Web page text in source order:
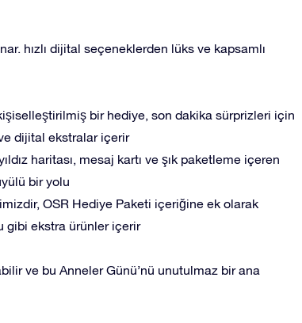
hızlı dijital seçeneklerden lüks ve kapsamlı
bir hediye, son dakika sürprizleri için
ve dijital ekstralar içerir
haritası, mesaj kartı ve şık paketleme içeren
bir yolu
OSR Hediye Paketi içeriğine ek olarak
gibi ekstra ürünler içerir
ve bu Anneler Günü’nü unutulmaz bir ana